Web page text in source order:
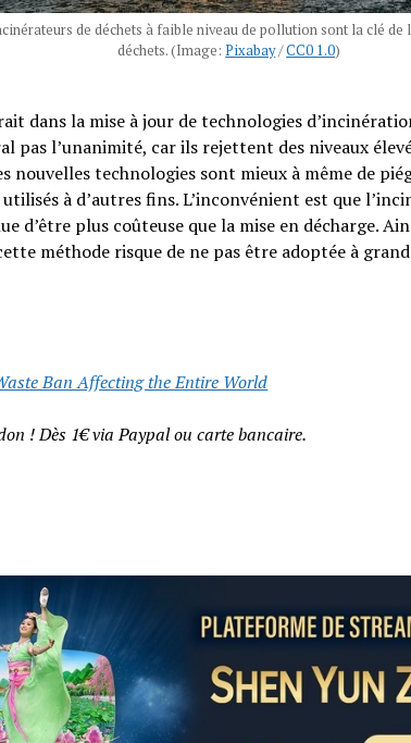
de déchets à faible niveau de pollution sont la clé de
déchets. (Image:Pixabay/CC0 1.0)
dans la mise à jour de technologies
pas l’unanimité, car ils rejettent des niveaux
nouvelles technologies sont mieux à même de
à d’autres fins. L’inconvénient est que
d’être plus coûteuse que la mise en décharge.
méthode risque de ne pas être adoptée à
Ban Affecting the Entire World
! Dès 1€ via Paypal ou carte bancaire.